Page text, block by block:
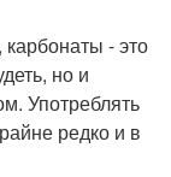
- это
но и
Употреблять
редко и в